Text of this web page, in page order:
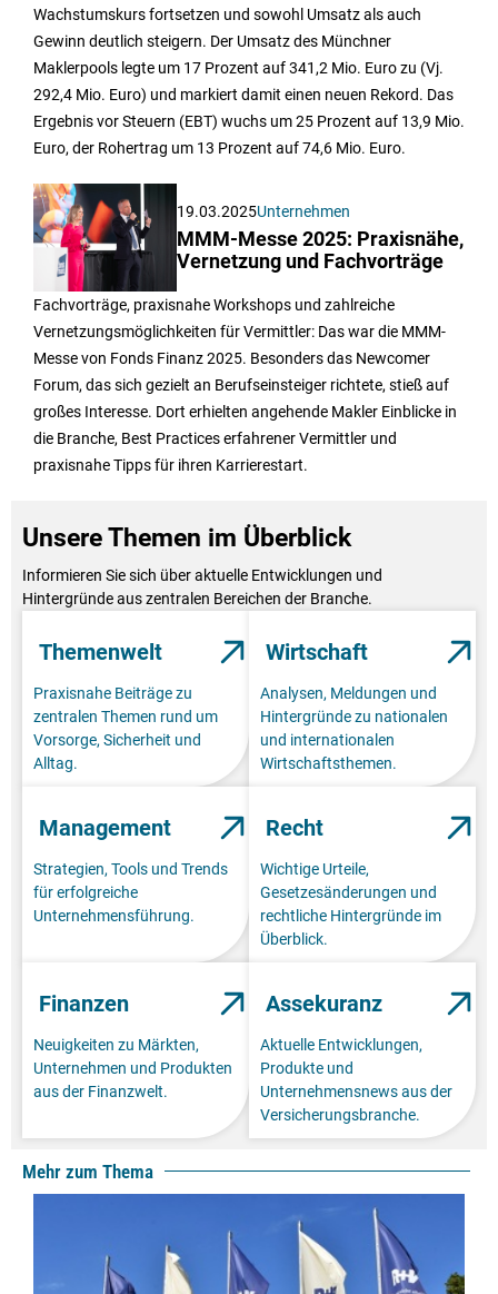
Wachstumskurs fortsetzen und sowohl Umsatz als auch
Gewinn deutlich steigern. Der Umsatz des Münchner
Maklerpools legte um 17 Prozent auf 341,2 Mio. Euro zu (Vj.
292,4 Mio. Euro) und markiert damit einen neuen Rekord. Das
Ergebnis vor Steuern (EBT) wuchs um 25 Prozent auf 13,9 Mio.
Euro, der Rohertrag um 13 Prozent auf 74,6 Mio. Euro.
19.03.2025Unternehmen
MMM-Messe 2025: Praxisnähe,
Vernetzung und Fachvorträge
Fachvorträge, praxisnahe Workshops und zahlreiche
Vernetzungsmöglichkeiten für Vermittler: Das war die MMM-
Messe von Fonds Finanz 2025. Besonders das Newcomer
Forum, das sich gezielt an Berufseinsteiger richtete, stieß auf
großes Interesse. Dort erhielten angehende Makler Einblicke in
die Branche, Best Practices erfahrener Vermittler und
praxisnahe Tipps für ihren Karrierestart.
Unsere Themen im Überblick
Informieren Sie sich über aktuelle Entwicklungen und
Hintergründe aus zentralen Bereichen der Branche.
Themenwelt
Praxisnahe Beiträge zu
zentralen Themen rund um
Vorsorge, Sicherheit und
Alltag.
Wirtschaft
Analysen, Meldungen und
Hintergründe zu nationalen
und internationalen
Wirtschaftsthemen.
Management
Strategien, Tools und Trends
für erfolgreiche
Unternehmensführung.
Recht
Wichtige Urteile,
Gesetzesänderungen und
rechtliche Hintergründe im
Überblick.
Finanzen
Neuigkeiten zu Märkten,
Unternehmen und Produkten
aus der Finanzwelt.
Assekuranz
Aktuelle Entwicklungen,
Produkte und
Unternehmensnews aus der
Versicherungsbranche.
Mehr zum Thema